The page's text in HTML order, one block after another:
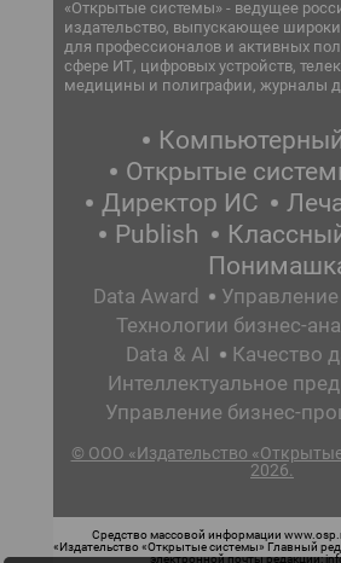
«Открытые системы» - ведущее
издательство, выпускающее
для профессионалов и активных
сфере ИТ, цифровых устройств,
медицины и полиграфии, журналы
Открытые
Директор ИС
Publish
Data Award
Технологии бизнес-
Data & AI
Качество
Интеллектуальное
Управление бизнес-
© ООО «Издательство
2026.
Средство массовой информации
«Издательство «Открытые системы» Главный
электронной почты редакции: